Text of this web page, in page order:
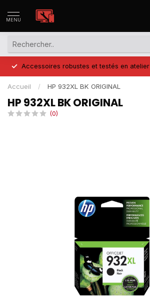
MENU
Accessoires robustes et testés en atelier
Accueil / HP 932XL BK ORIGINAL
HP 932XL BK ORIGINAL
(0)